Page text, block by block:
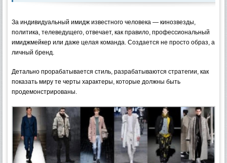
За индивидуальный имидж известного человека — кинозвезды,
политика, телеведущего, отвечает, как правило, профессиональный
имиджмейкер или даже целая команда. Создается не просто образ, а
личный бренд.
Детально прорабатывается стиль, разрабатываются стратегии, как
показать миру те черты характеры, которые должны быть
продемонстрированы.